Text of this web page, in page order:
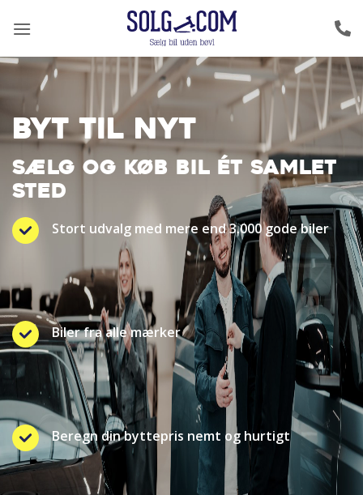
BYT TIL NYT
SÆLG OG KØB BIL ÉT SAMLET
STED
Stort udvalg med mere end 3.000 gode biler
Biler fra alle mærker
Beregn din byttepris nemt og hurtigt